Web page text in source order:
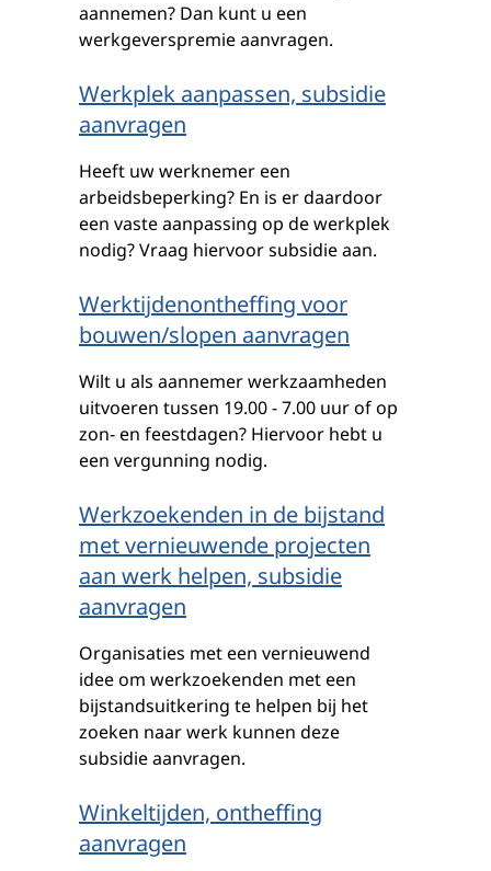
aannemen? Dan kunt u een
werkgeverspremie aanvragen.
Werkplek aanpassen, subsidie
aanvragen
Heeft uw werknemer een
arbeidsbeperking? En is er daardoor
een vaste aanpassing op de werkplek
nodig? Vraag hiervoor subsidie aan.
Werktijdenontheffing voor
bouwen/slopen aanvragen
Wilt u als aannemer werkzaamheden
uitvoeren tussen 19.00 - 7.00 uur of op
zon- en feestdagen? Hiervoor hebt u
een vergunning nodig.
Werkzoekenden in de bijstand
met vernieuwende projecten
aan werk helpen, subsidie
aanvragen
Organisaties met een vernieuwend
idee om werkzoekenden met een
bijstandsuitkering te helpen bij het
zoeken naar werk kunnen deze
subsidie aanvragen.
Winkeltijden, ontheffing
aanvragen